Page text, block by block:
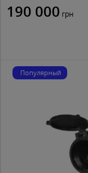
190 000 грн
Популярный